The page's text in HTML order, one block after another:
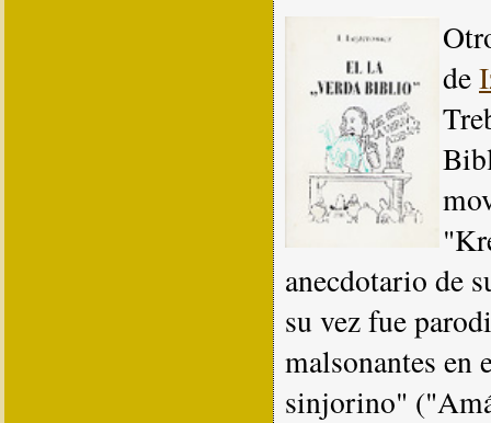
de
anecdotario de
su vez fue
malsonantes en
sinjorino"